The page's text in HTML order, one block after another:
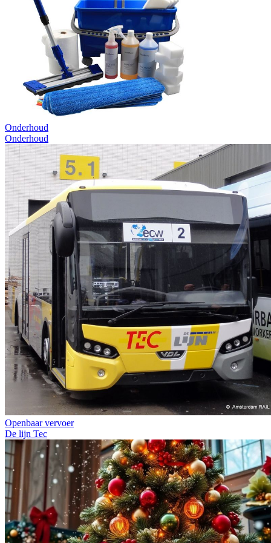
Onderhoud
Onderhoud
Openbaar vervoer
De lijn Tec